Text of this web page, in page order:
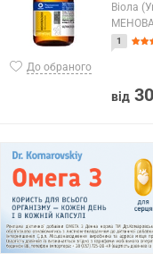
До обраного
Віола
1
від